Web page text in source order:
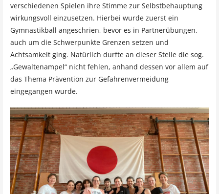
verschiedenen Spielen ihre Stimme zur Selbstbehauptung
wirkungsvoll einzusetzen. Hierbei wurde zuerst ein
Gymnastikball angeschrien, bevor es in Partnerübungen,
auch um die Schwerpunkte Grenzen setzen und
Achtsamkeit ging. Natürlich durfte an dieser Stelle die sog.
„Gewaltenampel“ nicht fehlen, anhand dessen vor allem auf
das Thema Prävention zur Gefahrenvermeidung
eingegangen wurde.